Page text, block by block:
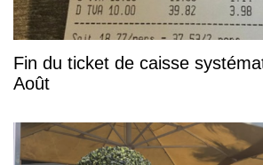
Fin du ticket de caisse
Août